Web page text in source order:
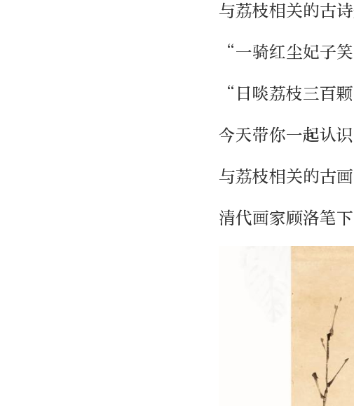
与荔枝相关的古
“一骑红尘妃子
“日啖荔枝三百
今天带你一起认识
与荔枝相关的古画
清代画家顾洛笔